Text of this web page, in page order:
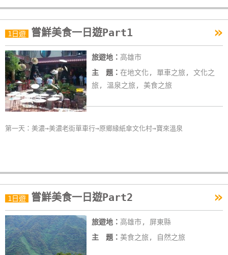
1日遊 嘗鮮美食一日遊Part1 »
旅遊地： 高雄市
主 題： 在地文化, 單車之旅, 文化之
旅, 溫泉之旅, 美食之旅
第一天：美濃→美濃老街單車行→原鄉緣紙傘文化村→寶來溫泉
1日遊 嘗鮮美食一日遊Part2 »
旅遊地： 高雄市, 屏東縣
主 題： 美食之旅, 自然之旅